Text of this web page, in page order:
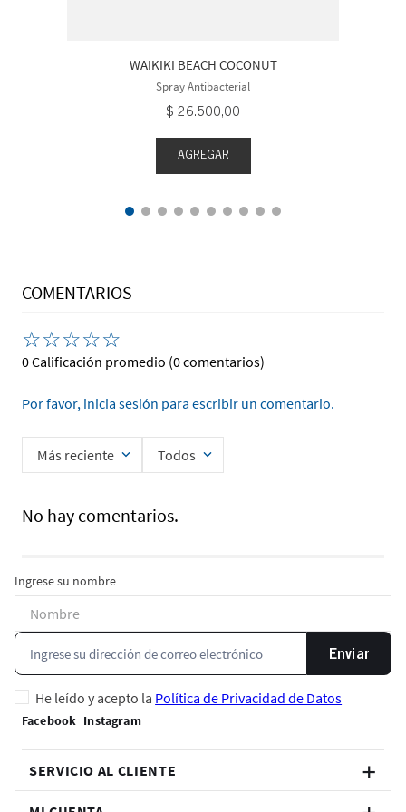
WAIKIKI BEACH COCONUT
Spray Antibacterial
$ 26.500,00
AGREGAR
COMENTARIOS
☆☆☆☆☆
0 Calificación promedio (0 comentarios)
Por favor, inicia sesión para escribir un comentario.
Más reciente Todos
No hay comentarios.
Ingrese su nombre
Enviar
He leído y acepto la Política de Privacidad de Datos
SERVICIO AL CLIENTE